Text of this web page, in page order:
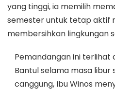
yang tinggi, ia memilih
semester untuk tetap aktif
membersihkan lingkungan
Pemandangan ini terlihat
Bantul selama masa libur
canggung, Ibu Winos